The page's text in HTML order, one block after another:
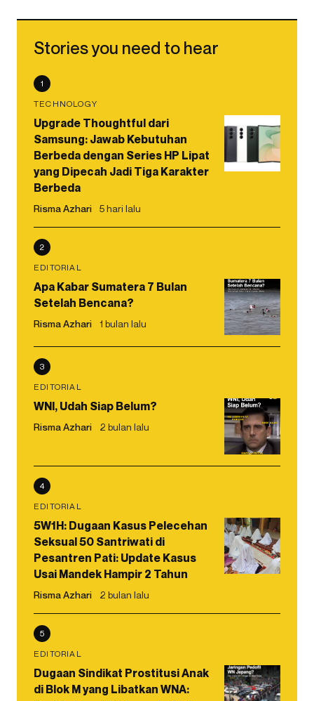
Stories you need to hear
1
TECHNOLOGY
Upgrade Thoughtful dari
Samsung: Jawab Kebutuhan
Berbeda dengan Series HP Lipat
yang Dipecah Jadi Tiga Karakter
Berbeda
Risma Azhari 5 hari lalu
2
EDITORIAL
Apa Kabar Sumatera 7 Bulan
Setelah Bencana?
Risma Azhari 1 bulan lalu
3
EDITORIAL
WNI, Udah Siap Belum?
Risma Azhari 2 bulan lalu
4
EDITORIAL
5W1H: Dugaan Kasus Pelecehan
Seksual 50 Santriwati di
Pesantren Pati: Update Kasus
Usai Mandek Hampir 2 Tahun
Risma Azhari 2 bulan lalu
5
EDITORIAL
Dugaan Sindikat Prostitusi Anak
di Blok M yang Libatkan WNA: